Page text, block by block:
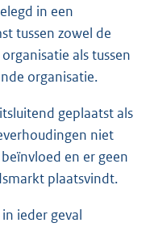
in een
tussen zowel de
als tussen
organisatie.
geplaatst als
niet
en er geen
plaatsvindt.
ieder geval